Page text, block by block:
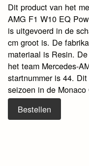
Dit product van het
AMG F1 W10 EQ
is uitgevoerd in de
cm groot is. De
materiaal is Resin.
het team Mercedes-
startnummer is 44.
seizoen in de Monaco
Bestellen